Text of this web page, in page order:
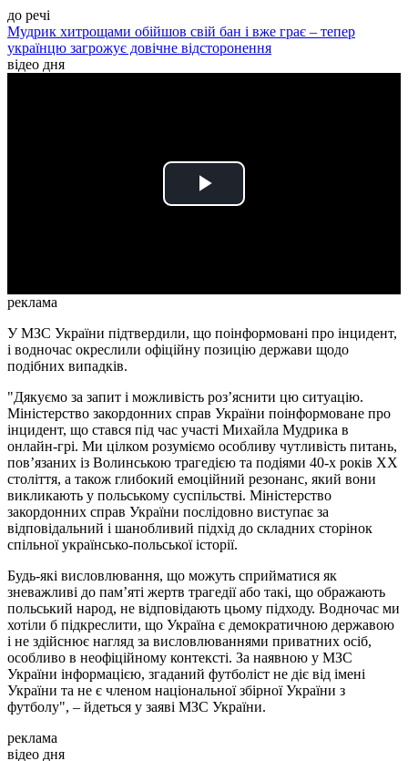
до речі
Мудрик хитрощами обійшов свій бан і вже грає – тепер
українцю загрожує довічне відсторонення
відео дня
Play
реклама
У МЗС України підтвердили, що поінформовані про інцидент,
і водночас окреслили офіційну позицію держави щодо
подібних випадків.
"Дякуємо за запит і можливість роз’яснити цю ситуацію.
Міністерство закордонних справ України поінформоване про
інцидент, що стався під час участі Михайла Мудрика в
онлайн-грі. Ми цілком розуміємо особливу чутливість питань,
пов’язаних із Волинською трагедією та подіями 40-х років XX
століття, а також глибокий емоційний резонанс, який вони
викликають у польському суспільстві. Міністерство
закордонних справ України послідовно виступає за
відповідальний і шанобливий підхід до складних сторінок
спільної українсько-польської історії.
Будь-які висловлювання, що можуть сприйматися як
зневажливі до пам’яті жертв трагедії або такі, що ображають
польський народ, не відповідають цьому підходу. Водночас ми
хотіли б підкреслити, що Україна є демократичною державою
і не здійснює нагляд за висловлюваннями приватних осіб,
особливо в неофіційному контексті. За наявною у МЗС
України інформацією, згаданий футболіст не діє від імені
України та не є членом національної збірної України з
футболу", – йдеться у заяві МЗС України.
реклама
відео дня